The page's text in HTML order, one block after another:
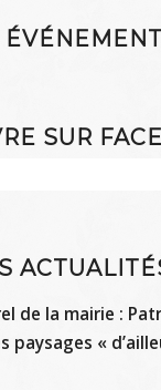
SUR
de la mairie :
paysages «